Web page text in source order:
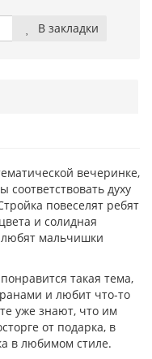
В закладки
вечеринке,
духу
повеселят ребят
и солидная
любят мальчишки
такая тема,
и любит что-то
уже знают, что им
от подарка, в
в любимом стиле.